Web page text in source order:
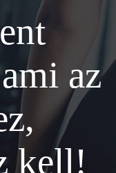
az
kell!